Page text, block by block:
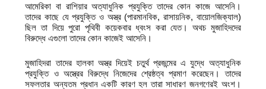
আমেরিকা বা রাশিয়ার অত্যাধুনিক প্রযুক্তি তাদের কোন কাজে আসেনি।
তাদের কাছে যে প্রযুক্তি ও অস্ত্র (পারমানবিক, রাসায়নিক, বায়োলজিক্যাল)
ছিল তা দিয়ে পুরো পৃথিবী কয়েকবার ধ্বংস করা যেত। অথচ মুজাহিদদের
বিরুদ্ধে এগুলো তাদের কোন কাজেই আসেনি।
মুজাহিদরা তাদের হালকা অস্ত্র দিয়েই চতুর্থ প্রজন্মের এ যুদ্ধে অত্যাধুনিক
প্রযুক্তি ও অস্ত্রের বিরুদ্ধে নিজেদের শ্রেষ্ঠত্ব প্রমাণ করেছেন। তাদের
সফলতার অন্যতম প্রধান একটি কারণ হল তারা সাধারণ জনগণেরই অংশ।